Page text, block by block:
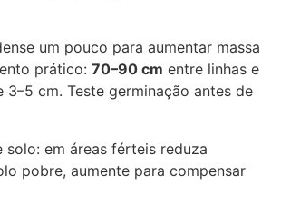
um pouco para aumentar massa
prático: 70–90 cm entre linhas e
3–5 cm. Teste germinação antes de
solo: em áreas férteis reduza
pobre, aumente para compensar